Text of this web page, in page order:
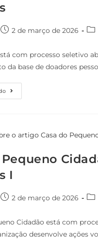
2 de março de 2026
com processo seletivo
da base de doadores
Pequeno
I
2 de março de 2026
Cidadão está com
desenvolve ações